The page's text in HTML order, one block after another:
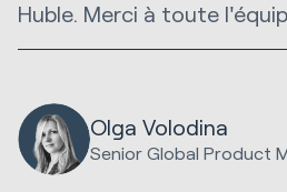
Olga Volodina
Senior Global Product
Huble. Merci à toute